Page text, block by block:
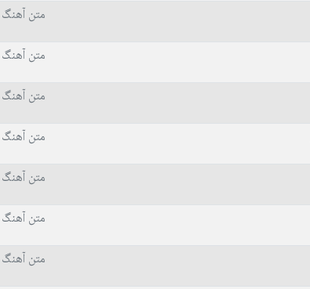
متن
متن
متن
متن
متن
متن
متن